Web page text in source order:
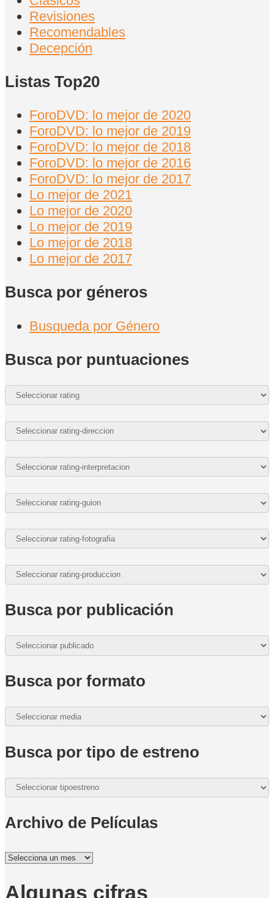
Revisiones
Recomendables
Decepción
Listas Top20
ForoDVD: lo mejor de 2020
ForoDVD: lo mejor de 2019
ForoDVD: lo mejor de 2018
ForoDVD: lo mejor de 2016
ForoDVD: lo mejor de 2017
Lo mejor de 2021
Lo mejor de 2020
Lo mejor de 2019
Lo mejor de 2018
Lo mejor de 2017
Busca por géneros
Busqueda por Género
Busca por puntuaciones
Busca por publicación
Busca por formato
Busca por tipo de estreno
Archivo de Películas
Archivo
Películas
Algunas cifras